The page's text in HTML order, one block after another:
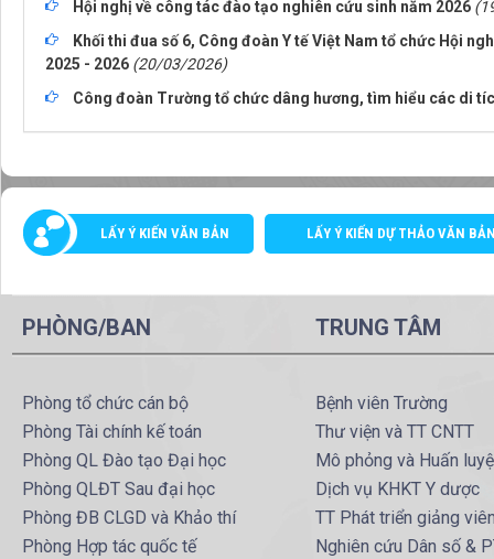
Hội nghị về công tác đào tạo nghiên cứu sinh năm 2026
Khối thi đua số 6, Công đoàn Y tế Việt Nam tổ chức Hội
2025 - 2026 (20/03/2026)
Công đoàn Trường tổ chức dâng hương, tìm hiểu các di
LẤY Ý KIẾN VĂN BẢN LẤY Ý KIẾN DỰ THẢO VĂN
PHÒNG/BAN
Phòng tổ chức cán bộ
Phòng Tài chính kế toán
Phòng QL Đào tạo Đại học
Phòng QLĐT Sau đại học
Phòng ĐB CLGD và Khảo thí
Phòng Hợp tác quốc tế
TRUNG TÂM
Bệnh viên Trường
Thư viện và TT CNTT
Mô phỏng và Huấn
Dịch vụ KHKT Y dược
TT Phát triển giảng
Nghiên cứu Dân số &